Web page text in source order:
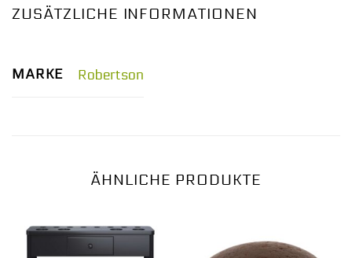
ZUSÄTZLICHE INFORMATIONEN
MARKE Robertson
ÄHNLICHE PRODUKTE